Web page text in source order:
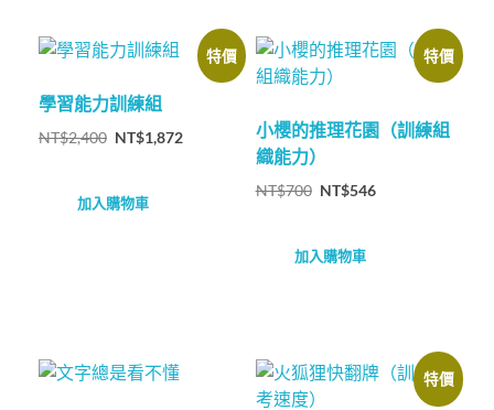
特價
學習能力訓練組
NT$2,400 NT$1,872
加入購物車
特價
小櫻的推理花園（訓練組
織能力）
NT$700 NT$546
加入購物車
特價